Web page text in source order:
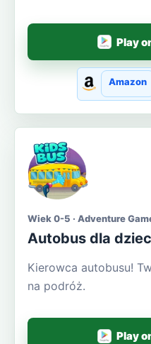
Play
Amazon
Wiek 0-5 · Adventure
Autobus dla
Kierowca autobusu!
na podróż.
Play